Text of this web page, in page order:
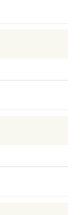
果＞
応した当社
手続につ